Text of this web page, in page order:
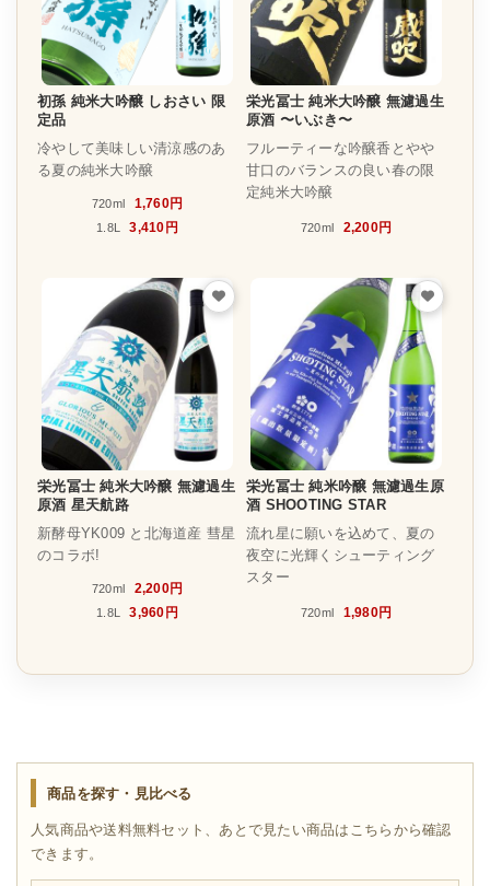
初孫 純米大吟醸 しおさい 限
定品
冷やして美味しい清涼感のあ
る夏の純米大吟醸
720ml 1,760円
1.8L 3,410円
栄光冨士 純米大吟醸 無濾過生
原酒 〜いぶき〜
フルーティーな吟醸香とやや
甘口のバランスの良い春の限
定純米大吟醸
720ml 2,200円
栄光冨士 純米大吟醸 無濾過生
原酒 星天航路
新酵母YK009 と北海道産 彗星
のコラボ!
720ml 2,200円
1.8L 3,960円
栄光冨士 純米吟醸 無濾過生原
酒 SHOOTING STAR
流れ星に願いを込めて、夏の
夜空に光輝くシューティング
スター
720ml 1,980円
商品を探す・見比べる
人気商品や送料無料セット、あとで見たい商品はこちらから確認
できます。